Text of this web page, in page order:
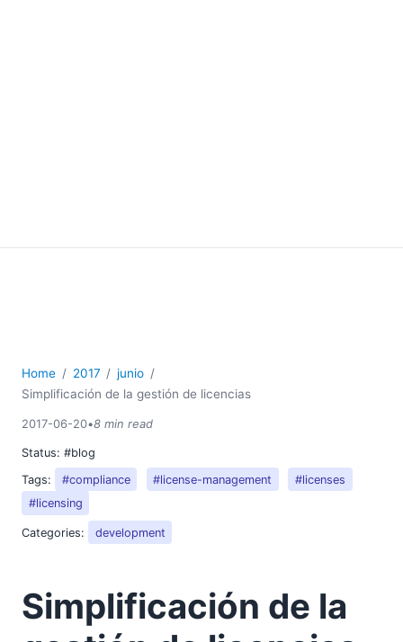
Home 2017
junio
Simplificación de la gestión de licencias
2017-06-20•8 min read
Status: #blog
Tags:
#compliance #license-management
#licenses
#licensing
Categories: development
Simplificación de la